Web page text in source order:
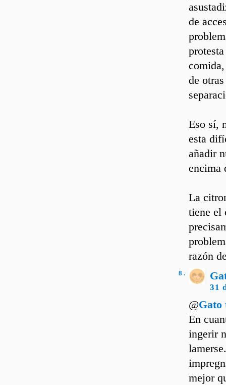
de
de
Eso sí,
esta
añadir
encima
La
tiene el
razón
8 .
31
@Gato
En
ingerir
mejor